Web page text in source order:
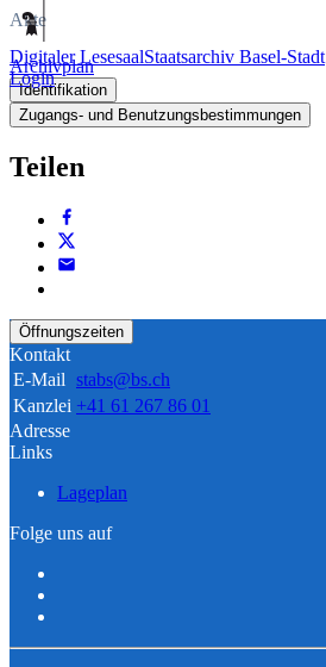
Digitaler LesesaalStaatsarchiv Basel-Stadt
Login
Akte
Archivplan
Identifikation
Zugangs- und Benutzungsbestimmungen
Teilen
Öffnungszeiten
Kontakt
E-Mail stabs@bs.ch
Kanzlei +41 61 267 86 01
Adresse
Links
Lageplan
Folge uns auf